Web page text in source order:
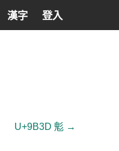
漢字 登入
U+9B3D 鬽 →